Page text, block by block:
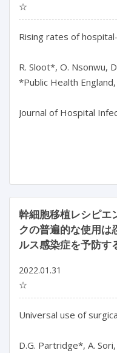
☆
Rising rates of
R. Sloot*, O. Nsonwu,
*Public Health
Journal of Hospital
幹細胞移植レシピエ
クの普遍的な使用は
ルス感染症を予防す
2022.01.31
☆
Universal use of
D.G. Partridge*, A.